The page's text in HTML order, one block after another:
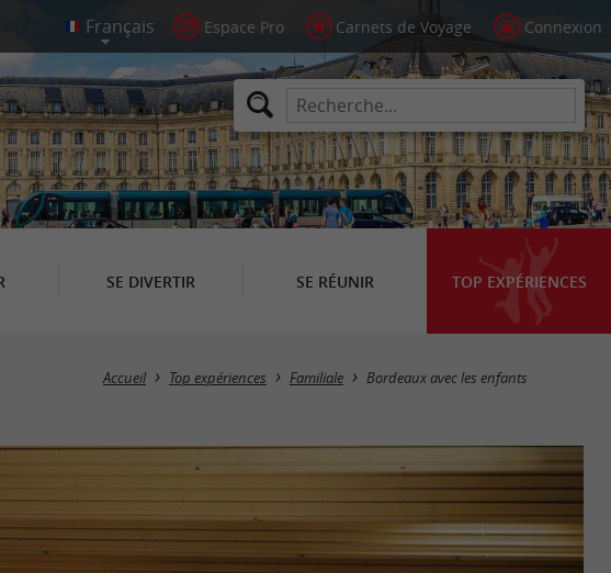
Espace Pro Carnets de Voyage Connexion
SE DIVERTIR SE RÉUNIR TOP EXPÉRIENCES
Accueil Top expériences Familiale Bordeaux avec les enfants